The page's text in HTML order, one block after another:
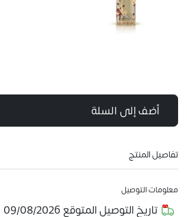
أضف إلى السلة
تفاصيل المنتج
معلومات التوصيل
تاريخ التوصيل المتوقع09/08/2026